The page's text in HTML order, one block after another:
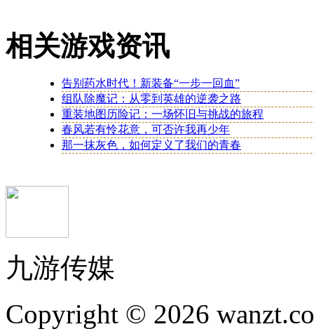
相关游戏资讯
告别药水时代！新装备“一步一回血”
组队除魔记：从零到英雄的逆袭之路
重装地图历险记：一场怀旧与挑战的旅程
春风若有怜花意，可否许我再少年
那一抹灰色，如何定义了我们的青春
九游传媒
Copyright © 2026